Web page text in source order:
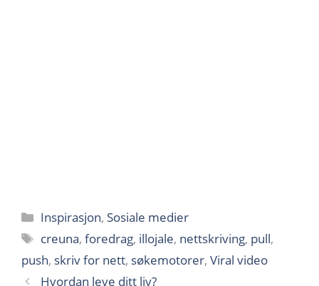
Kategorier
Inspirasjon, Sosiale medier
Stikkord
creuna,foredrag, illojale, nettskriving, pull,
push, skriv for nett, søkemotorer, Viral video
Hvordan leve ditt liv?